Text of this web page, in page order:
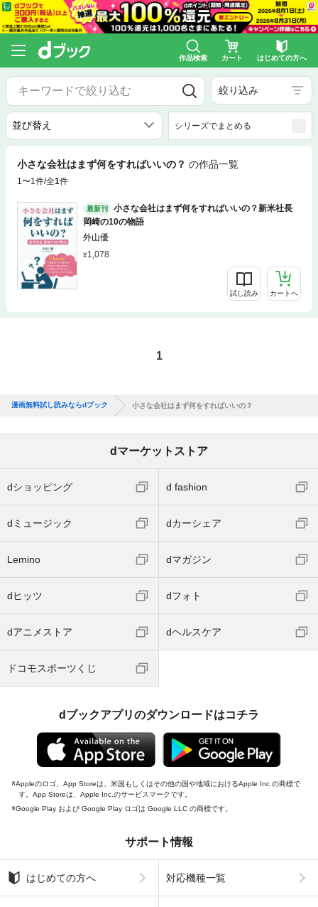
作品検索 カート はじめての方へ
絞り込み
シリーズでまとめる
小さな会社はまず何をすればいいの？ の作品一覧
1〜1件/全1件
最新刊
小さな会社はまず何をすればいいの？新米社長
岡崎の10の物語
外山優
1,078
試し読み カートへ
1
漫画無料試し読みならdブック 小さな会社はまず何をすればいいの？
dマーケットストア
dショッピング d fashion
dミュージック dカーシェア
Lemino dマガジン
dヒッツ dフォト
dアニメストア dヘルスケア
ドコモスポーツくじ
dブックアプリのダウンロードはコチラ
Appleのロゴ、App Storeは、米国もしくはその他の国や地域におけるApple Inc.の商標で
す。App Storeは、Apple Inc.のサービスマークです。
Google Play および Google Play ロゴは Google LLC の商標です。
サポート情報
はじめての方へ 対応機種一覧